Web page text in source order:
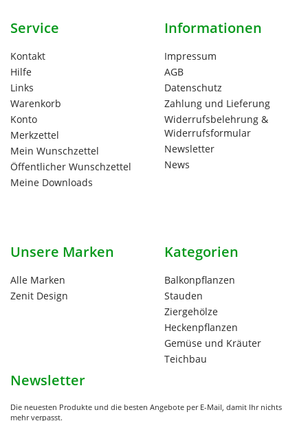
Service
Kontakt
Hilfe
Links
Warenkorb
Konto
Merkzettel
Mein Wunschzettel
Öffentlicher Wunschzettel
Meine Downloads
Informationen
Impressum
AGB
Datenschutz
Zahlung und Lieferung
Widerrufsbelehrung &
Widerrufsformular
Newsletter
News
Unsere Marken
Alle Marken
Zenit Design
Kategorien
Balkonpflanzen
Stauden
Ziergehölze
Heckenpflanzen
Gemüse und Kräuter
Teichbau
Newsletter
Die neuesten Produkte und die besten Angebote per E-Mail, damit Ihr nichts
mehr verpasst.